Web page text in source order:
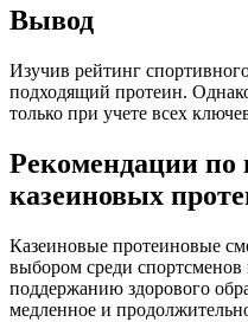
Вывод
Изучив рейтинг
подходящий протеин.
только при учете всех
Рекомендации
казеиновых
Казеиновые протеиновые
выбором среди
поддержанию здорового
медленное и